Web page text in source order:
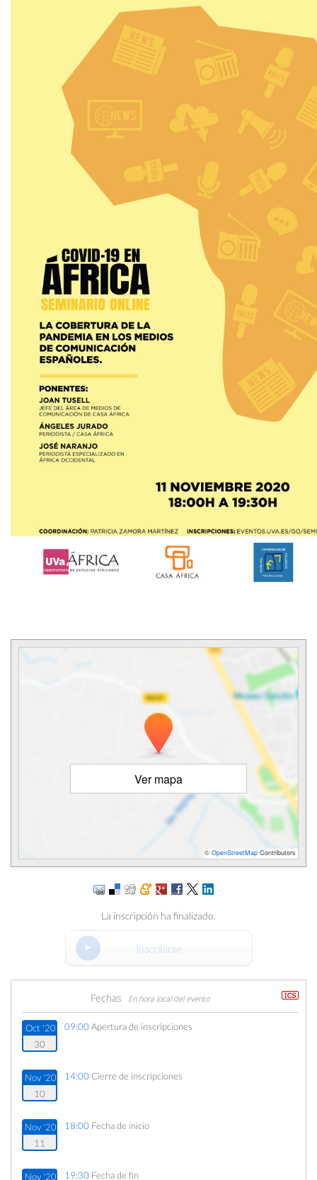
Ver mapa
© OpenStreetMap Contributors
La inscripción ha finalizado.
Inscribirse
Fechas En hora local del evento
Oct '20
30
09:00 Apertura de inscripciones
Nov '20
10
14:00 Cierre de inscripciones
Nov '20
11
18:00 Fecha de inicio
Nov '20 19:30 Fecha de fin